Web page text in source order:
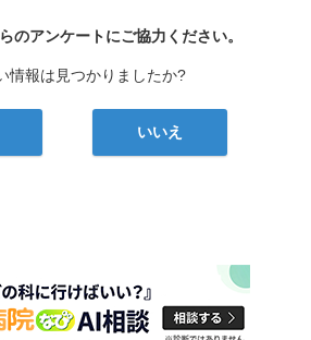
なび
のアンケートにご協力ください。
情報は見つかりましたか?
いいえ